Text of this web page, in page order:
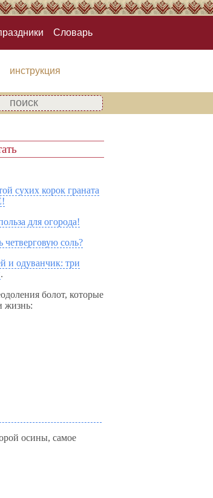
Словарь
инструкция
сухих корок граната
для огорода!
четверговую соль?
и одуванчик: три
.
болот, которые
жизнь:
осины, самое